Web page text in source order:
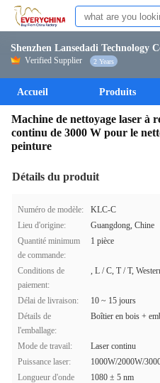
Shenzhen Lansedadi Technology
Verified Supplier 2 Years
Accueil Produits
Machine de nettoyage laser à
continu de 3000 W pour le
peinture
Détails du produit
Numéro de modèle:
KLC-C
Lieu d'origine:
Guangdong, Chine
Quantité minimum
de commande:
1 pièce
Conditions de
paiement:
, L / C, T / T,
Délai de livraison:
10 ~ 15 jours
Détails de
l'emballage:
Boîtier en bois +
Mode de travail:
Laser continu
Puissance laser:
1000W/2000W/
Longueur d'onde
1080 ± 5 nm